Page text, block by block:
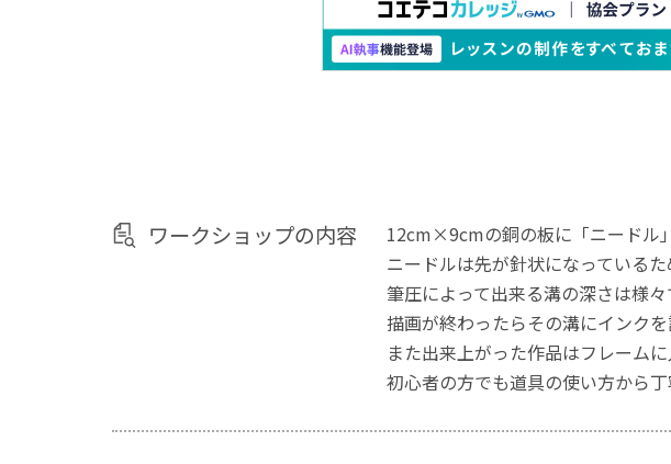
ワークショップの内容
12cm×9cmの銅の板に「ニードル
ニードルは先が針状になっている
筆圧によって出来る溝の深さは様々
描画が終わったらその溝にインク
また出来上がった作品はフレーム
初心者の方でも道具の使い方から